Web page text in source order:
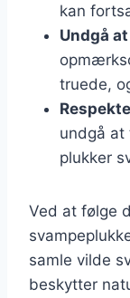
kan
Undgå
truede,
undgå at
plukker
Ved at følge
samle vilde
beskytter